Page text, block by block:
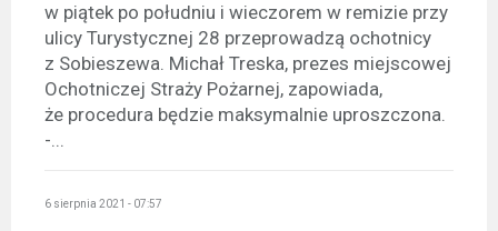
w piątek po południu i wieczorem w remizie przy
ulicy Turystycznej 28 przeprowadzą ochotnicy
z Sobieszewa. Michał Treska, prezes miejscowej
Ochotniczej Straży Pożarnej, zapowiada,
że procedura będzie maksymalnie uproszczona.
-...
6 sierpnia 2021 - 07:57